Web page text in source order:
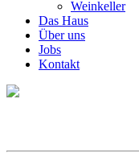
Weinkeller
Das Haus
Über uns
Jobs
Kontakt